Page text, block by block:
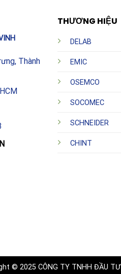
Thành
THƯƠNG HIỆU
DELAB
EMIC
OSEMCO
SOCOMEC
SCHNEIDER
CHINT
© 2025 CÔNG TY TNHH ĐẦU TƯ